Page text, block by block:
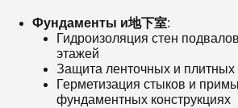
Фундаменты и地下室:
Гидроизоляция стен
этажей
Защита ленточных и
Герметизация стыков и
фундаментных конструкциях